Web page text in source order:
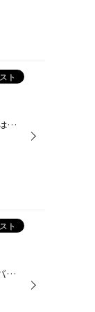
いつもタイヤ館磯子のホームページをご覧いただき、ありがとうございます。 本日は定休日となっております。 7月29日(木)は通常営業となっております。 よろしくお願いしますm(_ _)m タグ：横浜 磯子 根岸 中区 磯子区 西区 港南区 金沢区 南区 元町 山手 山下 中華街 三渓園 みなとみらい 関内 ...
皆様こんにちは（･`ー･´）v 本日のご紹介はバッテリー交換です。 こちらのお車、バッテリーがエンジンルーム奥側にあるためちょっと一手間がかかります。 ↑交換するにあたり外したパーツ類です。 これらを外してやっとバッテリー交換が行えました^^; お選び頂いたバッテリーは パナソニック カオス ...